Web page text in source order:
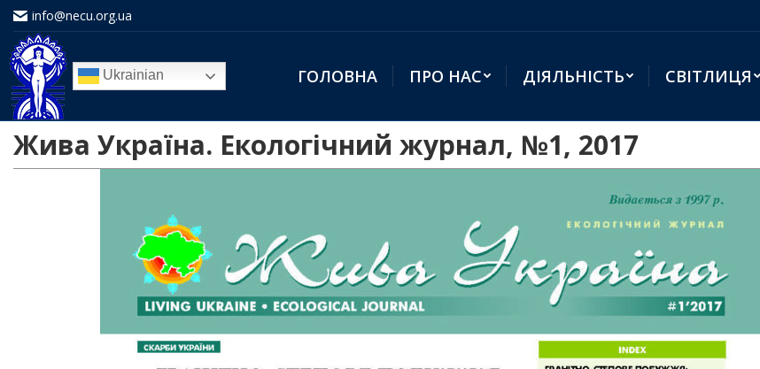
info@necu.org.ua
Ukrainian ГОЛОВНА ПРО НАС ДІЯЛЬНІСТЬ СВІТЛИЦЯ
Жива Україна. Екологічний журнал, №1, 2017